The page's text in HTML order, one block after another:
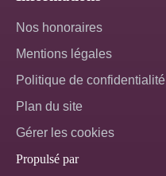
Nos honoraires
Mentions légales
Politique de confidentialité
Plan du site
Gérer les cookies
Propulsé par